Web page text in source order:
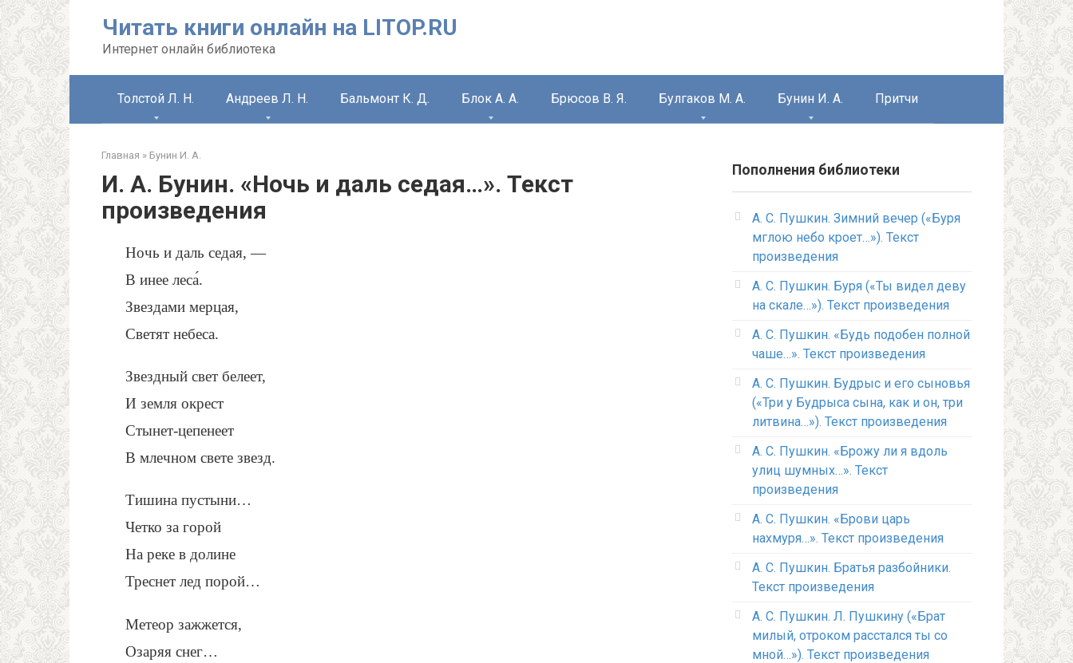
Читать книги онлайн на LITOP.RU
Интернет онлайн библиотека
Толстой Л. Н. Андреев Л. Н. Бальмонт К. Д. Блок А. А. Брюсов В. Я. Булгаков М. А. Бунин И. А. Притчи
Главная » Бунин И. А.
И. А. Бунин. «Ночь и даль седая…». Текст
произведения
Ночь и даль седая, —
В инее леса́.
Звездами мерцая,
Светят небеса.
Звездный свет белеет,
И земля окрест
Стынет-цепенеет
В млечном свете звезд.
Тишина пустыни…
Четко за горой
На реке в долине
Треснет лед порой…
Метеор зажжется,
Озаряя снег…
Пополнения библиотеки
А. С. Пушкин. Зимний вечер («Буря
мглою небо кроет…»). Текст
произведения
А. С. Пушкин. Буря («Ты видел деву
на скале…»). Текст произведения
А. С. Пушкин. «Будь подобен полной
чаше…». Текст произведения
А. С. Пушкин. Будрыс и его сыновья
(«Три у Будрыса сына, как и он, три
литвина…»). Текст произведения
А. С. Пушкин. «Брожу ли я вдоль
улиц шумных…». Текст
произведения
А. С. Пушкин. «Брови царь
нахмуря…». Текст произведения
А. С. Пушкин. Братья разбойники.
Текст произведения
А. С. Пушкин. Л. Пушкину («Брат
милый, отроком расстался ты со
мной…»). Текст произведения